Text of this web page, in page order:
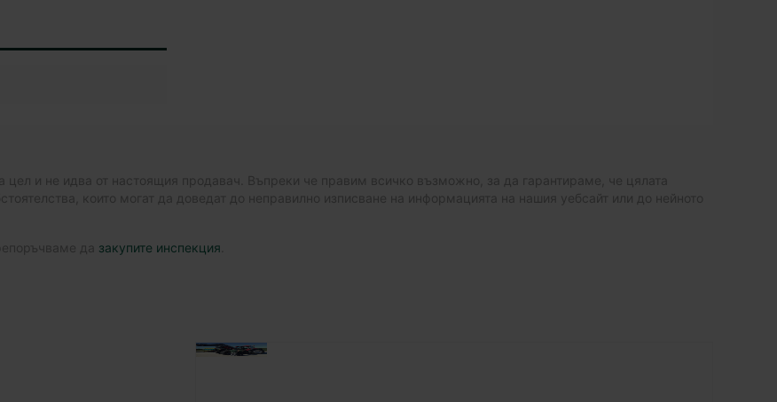
и не идва от настоящия продавач. Въпреки че правим всичко възможно, за да гарантираме, че цялата
които могат да доведат до неправилно изписване на информацията на нашия уебсайт или до нейното
да закупите инспекция